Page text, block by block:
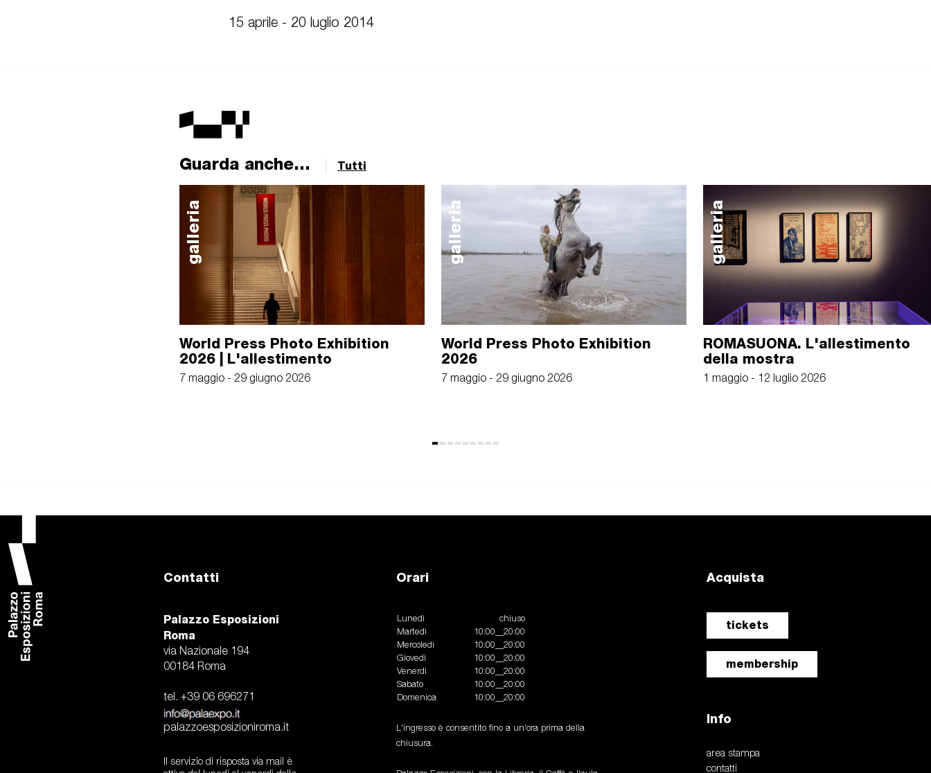
15 aprile - 20 luglio 2014
Guarda anche... Tutti
galleria
World Press Photo Exhibition
2026 | L'allestimento
7 maggio - 29 giugno 2026
galleria
World Press Photo Exhibition
2026
7 maggio - 29 giugno 2026
galleria
ROMASUONA. L'allestimento
della mostra
1 maggio - 12 luglio 2026
Contatti
Palazzo Esposizioni
Roma
via Nazionale 194
00184 Roma
tel. +39 06 696271
palazzoesposizioniroma.it
Il servizio di risposta via mail è
Orari
Lunedì
chiuso
Martedì
10:00__20:00
Mercoledì
10:00__20:00
Giovedì
10:00__20:00
Venerdì
10:00__20:00
Sabato
10:00__20:00
Domenica
10:00__20:00
L'ingresso è consentito fino a un'ora prima della
chiusura.
Acquista
tickets
membership
Info
area stampa
contatti